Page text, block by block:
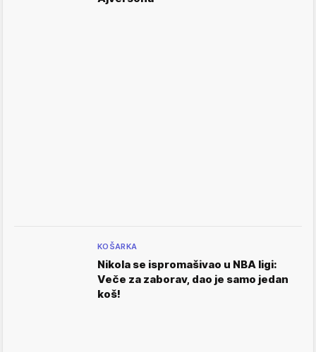
KOŠARKA
Nikola se ispromašivao u NBA ligi:
Veče za zaborav, dao je samo jedan
koš!